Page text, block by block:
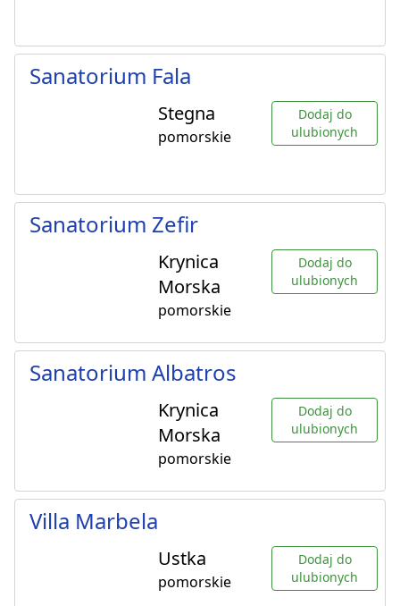
Sanatorium Fala
Stegna
pomorskie
Dodaj do
ulubionych
Sanatorium Zefir
Krynica
Morska
pomorskie
Dodaj do
ulubionych
Sanatorium Albatros
Krynica
Morska
pomorskie
Dodaj do
ulubionych
Villa Marbela
Ustka
pomorskie
Dodaj do
ulubionych